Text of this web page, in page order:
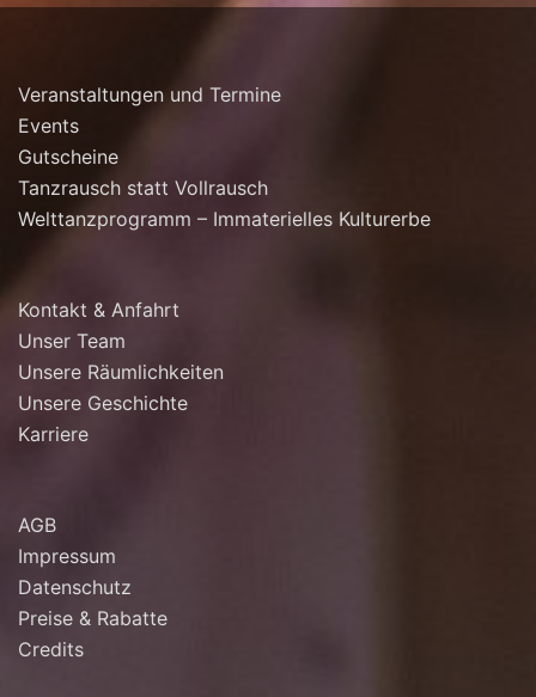
Veranstaltungen und Termine
Events
Gutscheine
Tanzrausch statt Vollrausch
Welttanzprogramm – Immaterielles Kulturerbe
Kontakt & Anfahrt
Unser Team
Unsere Räumlichkeiten
Unsere Geschichte
Karriere
AGB
Impressum
Datenschutz
Preise & Rabatte
Credits